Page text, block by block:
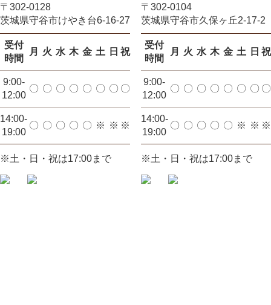
〒302-0128
茨城県守谷市けやき台6-16-27
受付
時間
月 火 水 木 金 土 日 祝
9:00-
12:00
〇 〇 〇 〇 〇 〇 〇 〇
14:00-
19:00
〇 〇 〇 〇 〇 ※ ※ ※
※土・日・祝は17:00まで
〒302-0104
茨城県守谷市久保ヶ丘2-17-2
受付
時間
月 火 水 木 金 土 日 祝
9:00-
12:00
〇 〇 〇 〇 〇 〇 〇 〇
14:00-
19:00
〇 〇 〇 〇 〇 ※ ※ ※
※土・日・祝は17:00まで